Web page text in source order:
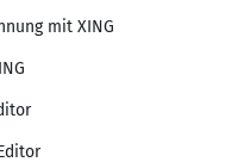
mit XING